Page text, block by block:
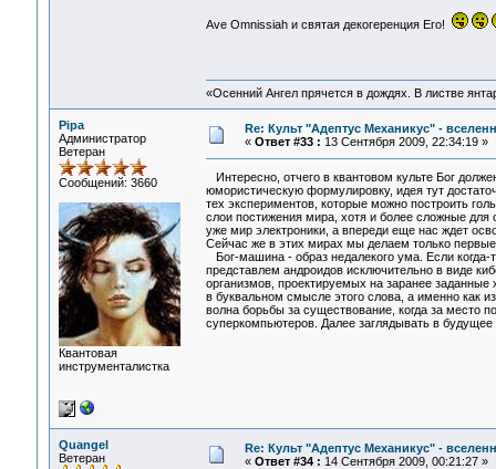
Ave Omnissiah и святая декогеренция Его!
«Осенний Ангел прячется в дождях. В листве
Pipa
Администратор
Ветеран
Сообщений: 3660
Квантовая
инструменталистка
Re: Культ "Адептус Механикус" -
« Ответ #33 : 13 Сентября 2009, 22:34:19 »
Интересно, отчего в квантовом культе Бог
юмористическую формулировку, идея тут
тех экспериментов, которые можно построить
слои постижения мира, хотя и более сложные
уже мир электроники, а впереди еще нас ждет
Сейчас же в этих мирах мы делаем только
Бог-машина - образ недалекого ума. Если когда-
представлем андроидов исключительно в виде
организмов, проектируемых на заранее
в буквальном смысле этого слова, а именно как
волна борьбы за существование, когда за место
суперкомпьютеров. Далее заглядывать в
Quangel
Ветеран
Re: Культ "Адептус Механикус" -
« Ответ #34 : 14 Сентября 2009, 00:21:27 »